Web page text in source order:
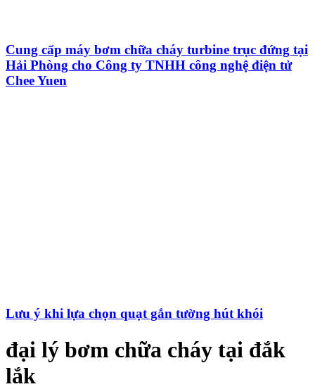
Cung cấp máy bơm chữa cháy turbine trục đứng tại
Hải Phòng cho Công ty TNHH công nghệ điện tử
Chee Yuen
Lưu ý khi lựa chọn quạt gắn tường hút khói
đại lý bơm chữa cháy tại đắk
lắk